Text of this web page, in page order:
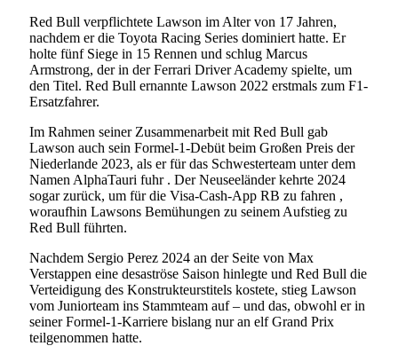
Red Bull verpflichtete Lawson im Alter von 17 Jahren,
nachdem er die Toyota Racing Series dominiert hatte. Er
holte fünf Siege in 15 Rennen und schlug Marcus
Armstrong, der in der Ferrari Driver Academy spielte, um
den Titel. Red Bull ernannte Lawson 2022 erstmals zum F1-
Ersatzfahrer.
Im Rahmen seiner Zusammenarbeit mit Red Bull gab
Lawson auch sein Formel-1-Debüt beim Großen Preis der
Niederlande 2023, als er für das Schwesterteam unter dem
Namen AlphaTauri fuhr . Der Neuseeländer kehrte 2024
sogar zurück, um für die Visa-Cash-App RB zu fahren ,
woraufhin Lawsons Bemühungen zu seinem Aufstieg zu
Red Bull führten.
Nachdem Sergio Perez 2024 an der Seite von Max
Verstappen eine desaströse Saison hinlegte und Red Bull die
Verteidigung des Konstrukteurstitels kostete, stieg Lawson
vom Juniorteam ins Stammteam auf – und das, obwohl er in
seiner Formel-1-Karriere bislang nur an elf Grand Prix
teilgenommen hatte.